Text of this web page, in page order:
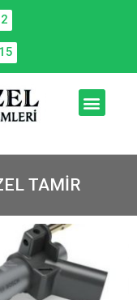
TAMIR